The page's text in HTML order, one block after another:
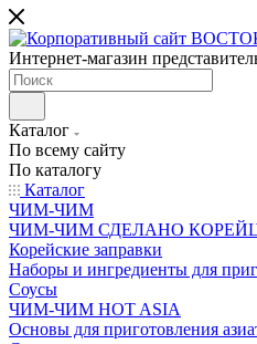
Интернет-магазин
Каталог
По всему сайту
По каталогу
Каталог
ЧИМ-ЧИМ
ЧИМ-ЧИМ СДЕЛАНО
Корейские заправки
Наборы и ингредиенты для
Соусы
ЧИМ-ЧИМ HOT ASIA
Основы для приготовления